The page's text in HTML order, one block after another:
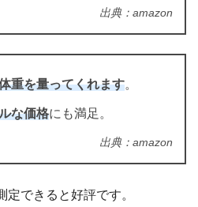
出典：amazon
重を量ってくれます。
な価格にも満足。
出典：amazon
できると好評です。